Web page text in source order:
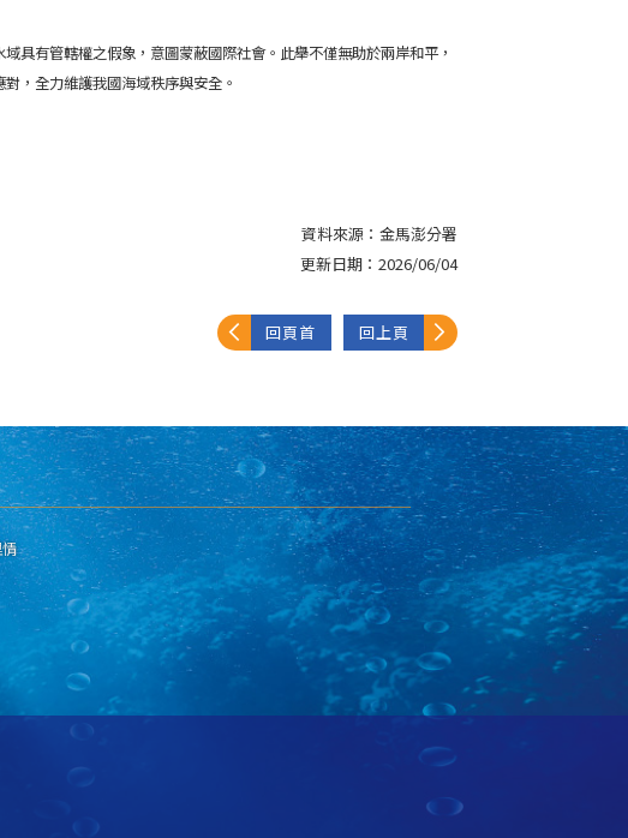
具有管轄權之假象，意圖蒙蔽國際社會。此舉不僅無助於兩岸和平，
，全力維護我國海域秩序與安全。
資料來源： 金馬澎分署
更新日期： 2026/06/04
回頁首 回上頁